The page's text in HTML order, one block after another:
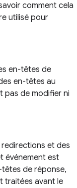
comment cela
utilisé pour
en-têtes de
en-têtes au
pas de modifier ni
et des
événement est
de réponse,
traitées avant le